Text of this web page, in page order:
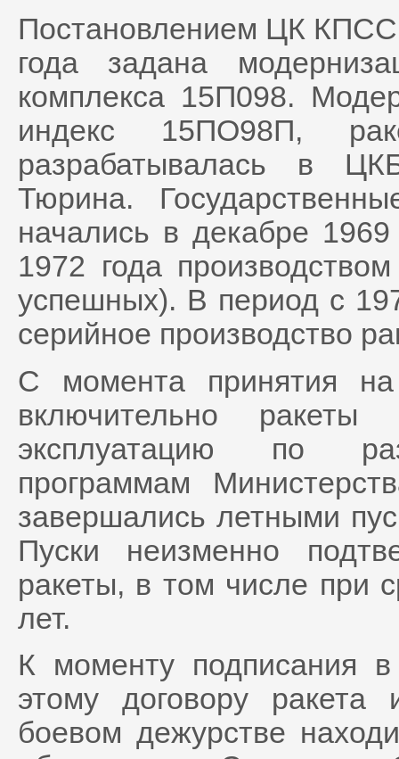
Постановлением ЦК
года задана
комплекса 15П098.
индекс 15ПО98П,
разрабатывалась в
Тюрина.
начались в декабре
1972 года
успешных). В период с
серийное производство
С момента принятия
включительно ракеты
эксплуатацию по
программам
завершались летными
Пуски неизменно
ракеты, в том числе при
лет.
К моменту подписания
этому договору
боевом дежурстве